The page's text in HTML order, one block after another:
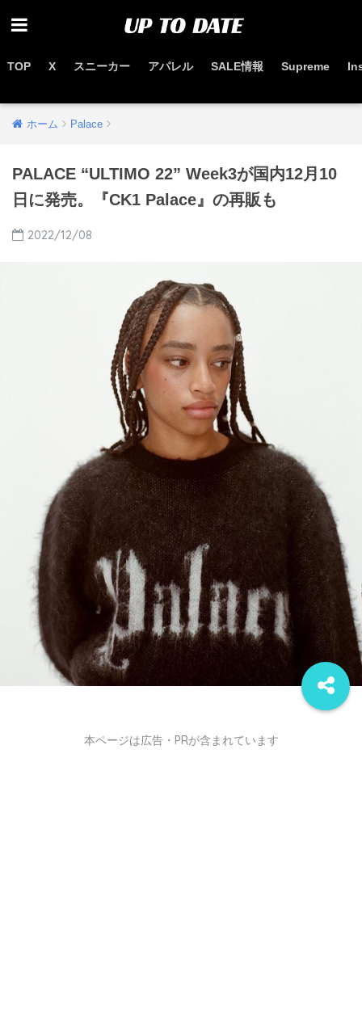
TOP X スニーカー アパレル SALE情報 Supreme
ホーム Palace
PALACE “ULTIMO 22” Week3が国内12月10
日に発売。『CK1 Palace』の再販も
2022/12/08
本ページは広告・PRが含まれています